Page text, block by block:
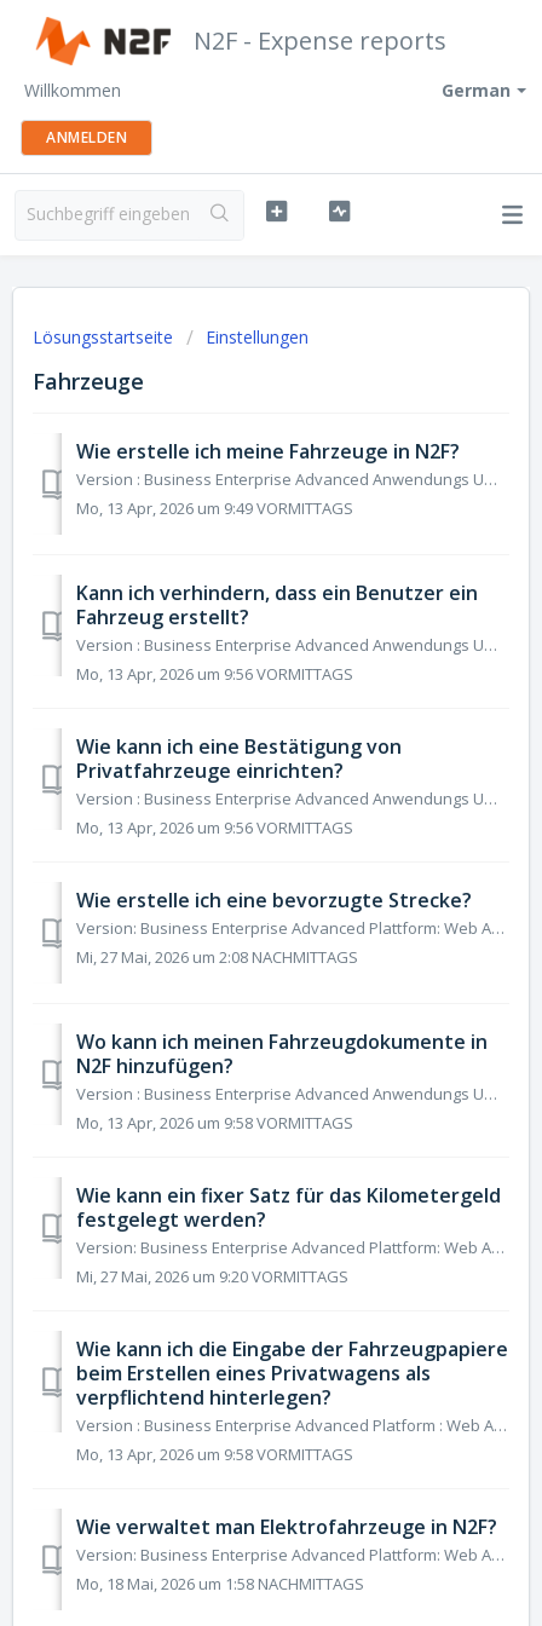
N2F - Expense reports
German
Willkommen
ANMELDEN
Lösungsstartseite Einstellungen
Fahrzeuge
Wie erstelle ich meine Fahrzeuge in N2F?
Version : Business Enterprise Advanced Anwendungs Umgebung : Web Android IOS Rolle: Benutzer Manager Buchhalter Administrator Mit der N2F-Anwendung k...
Mo, 13 Apr, 2026 um 9:49 VORMITTAGS
Kann ich verhindern, dass ein Benutzer ein
Fahrzeug erstellt?
Version : Business Enterprise Advanced Anwendungs Umgebung : Web Android IOS Rolle: Benutzer Manager Buchhalter Administrator Ja, der Administrator k...
Mo, 13 Apr, 2026 um 9:56 VORMITTAGS
Wie kann ich eine Bestätigung von
Privatfahrzeuge einrichten?
Version : Business Enterprise Advanced Anwendungs Umgebung : Web Android IOS Rolle: Benutzer Manager Buchhalter Administrator Wenn Sie den Benutzern...
Mo, 13 Apr, 2026 um 9:56 VORMITTAGS
Wie erstelle ich eine bevorzugte Strecke?
Version: Business Enterprise Advanced Plattform: Web Android IOS Rolle: Benutzer Manager Buchhalter Administrator In N2F ist es möglich, bevorzugte Stre...
Mi, 27 Mai, 2026 um 2:08 NACHMITTAGS
Wo kann ich meinen Fahrzeugdokumente in
N2F hinzufügen?
Version : Business Enterprise Advanced Anwendungs Umgebung : Web Android IOS Rolle: Benutzer Manager Buchhalter Administrator Wenn Sie Fahrzeuge i...
Mo, 13 Apr, 2026 um 9:58 VORMITTAGS
Wie kann ein fixer Satz für das Kilometergeld
festgelegt werden?
Version: Business Enterprise Advanced Plattform: Web Android IOS Rolle: Benutzer Manager Buchhalter Administrator Zur Berechnung der Kilometerpauschale...
Mi, 27 Mai, 2026 um 9:20 VORMITTAGS
Wie kann ich die Eingabe der Fahrzeugpapiere
beim Erstellen eines Privatwagens als
verpflichtend hinterlegen?
Version : Business Enterprise Advanced Platform : Web Android IOS Rolle : Benutzer Manager Buchhalter Administrator In N2F ist es möglich, für Ihre...
Mo, 13 Apr, 2026 um 9:58 VORMITTAGS
Wie verwaltet man Elektrofahrzeuge in N2F?
Version: Business Enterprise Advanced Plattform: Web Android IOS Rolle: Benutzer Manager Buchhalter Administrator N2F ermöglicht die Verwaltung Ihrer pe...
Mo, 18 Mai, 2026 um 1:58 NACHMITTAGS